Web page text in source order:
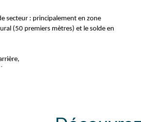
secteur : principalement en zone
(50 premiers mètres) et le solde en
au niveau de la voirie,